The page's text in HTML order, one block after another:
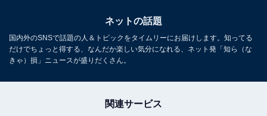
ネットの話題
国内外のSNSで話題の人＆トピックをタイムリーにお届けします。知ってる
だけでちょっと得する、なんだか楽しい気分になれる、ネット発「知ら（な
きゃ）損」ニュースが盛りだくさん。
関連サービス